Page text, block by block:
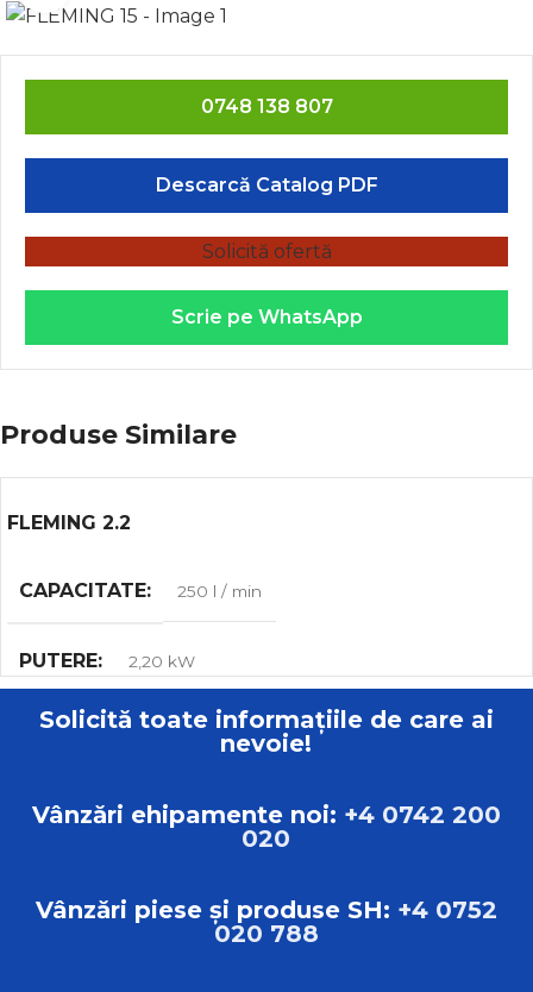
0748 138 807
Descarcă Catalog PDF
Solicită ofertă
Scrie pe WhatsApp
Produse Similare
FLEMING 2.2
CAPACITATE 250 l / min
PUTERE 2,20 kW
MAX. VOLUMUL DE MUNCĂ 8.00 bar
GREUTATE 125 kg
Compresoare Scroll
Solicită toate informațiile de care ai
nevoie!
Vânzări ehipamente noi: +4 0742 200
020
Vânzări piese și produse SH: +4 0752
020 788